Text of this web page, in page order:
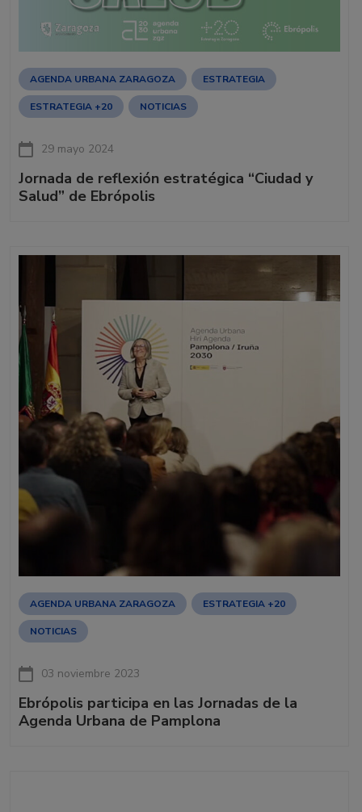
AGENDA URBANA ZARAGOZA ESTRATEGIA
ESTRATEGIA +20 NOTICIAS
29 mayo 2024
Jornada de reflexión estratégica “Ciudad y
Salud” de Ebrópolis
AGENDA URBANA ZARAGOZA ESTRATEGIA +20
NOTICIAS
03 noviembre 2023
Ebrópolis participa en las Jornadas de la
Agenda Urbana de Pamplona